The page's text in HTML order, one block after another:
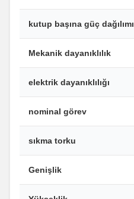
kutup başına güç dağılımı
Mekanik dayanıklılık
elektrik dayanıklılığı
nominal görev
sıkma torku
Genişlik